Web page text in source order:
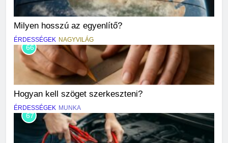
Milyen hosszú az egyenlítő?
ÉRDESSÉGEK NAGYVILÁG
66
Hogyan kell szöget szerkeszteni?
ÉRDESSÉGEK MUNKA
67